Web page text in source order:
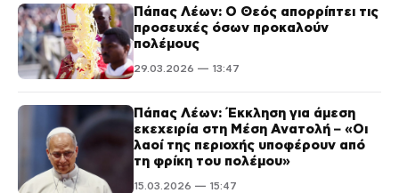
Πάπας Λέων: Ο Θεός απορρίπτει τις
προσευχές όσων προκαλούν
πολέμους
29.03.2026 — 13:47
Πάπας Λέων: Έκκληση για άμεση
εκεχειρία στη Μέση Ανατολή – «Οι
λαοί της περιοχής υποφέρουν από
τη φρίκη του πολέμου»
15.03.2026 — 15:47